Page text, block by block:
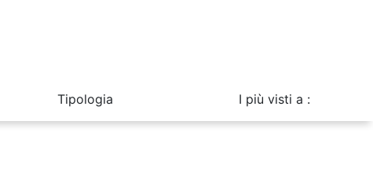
Tipologia I più visti a :